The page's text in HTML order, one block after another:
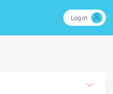
Log in